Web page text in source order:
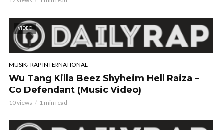
VIDEO
MUSIK, RAP INTERNATIONAL
Wu Tang Killa Beez Shyheim Hell Raiza –
Co Defendant (Music Video)
10 views 1 min read